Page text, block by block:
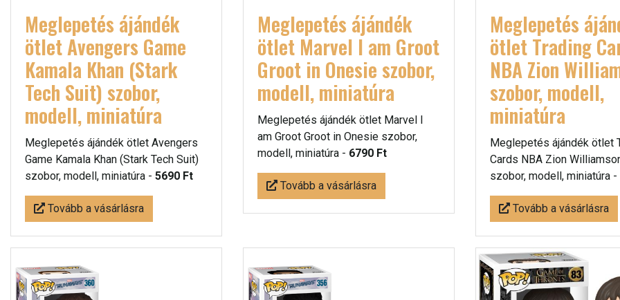
Meglepetés ájándék
ötlet Avengers Game
Kamala Khan (Stark
Tech Suit) szobor,
modell, miniatúra
Meglepetés ájándék ötlet Avengers
Game Kamala Khan (Stark Tech Suit)
szobor, modell, miniatúra - 5690 Ft
Tovább a vásárlásra
Meglepetés ájándék
ötlet Marvel I am Groot
Groot in Onesie szobor,
modell, miniatúra
Meglepetés ájándék ötlet Marvel I
am Groot Groot in Onesie szobor,
modell, miniatúra - 6790 Ft
Tovább a vásárlásra
Meglepetés
ötlet Trading
NBA Zion
szobor, modell,
miniatúra
Meglepetés ájándék ötlet
Cards NBA Zion
szobor, modell, miniatúra -
Tovább a vásárlásra